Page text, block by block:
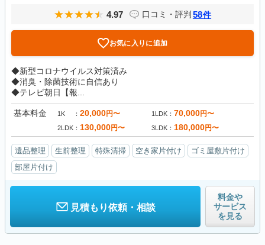
4.97 口コミ・評判 58件
お気に入りに追加
◆新型コロナウイルス対策済み
◆消臭・除菌技術に自信あり
◆テレビ朝日【報...
基本料金 1K 20,000円〜 1LDK 70,000円〜
2LDK 130,000円〜 3LDK 180,000円〜
遺品整理 生前整理 特殊清掃 空き家片付け
ゴミ屋敷片付け
部屋片付け
見積もり依頼・相談
料金や
サービス
を見る